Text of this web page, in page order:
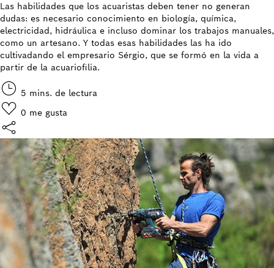
Las habilidades que los acuaristas deben tener no generan
dudas: es necesario conocimiento en biología, química,
electricidad, hidráulica e incluso dominar los trabajos manuales,
como un artesano. Y todas esas habilidades las ha ido
cultivadando el empresario Sérgio, que se formó en la vida a
partir de la acuariofilia.
5 mins. de lectura
0 me gusta